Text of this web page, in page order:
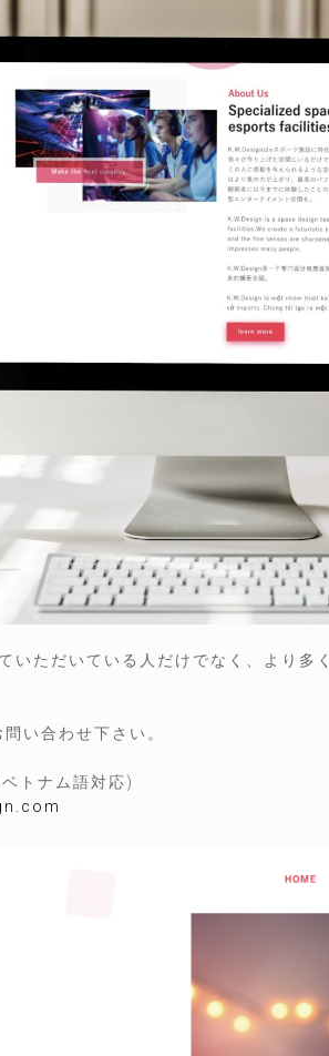
いただいている人だけでなく、より多
い合わせ下さい。
トナム語対応)